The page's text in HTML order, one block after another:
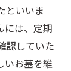
といいま
には、定期
認していた
いお墓を維